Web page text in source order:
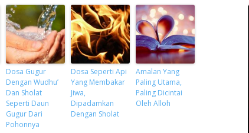
Dosa Gugur
Dengan Wudhu’
Dan Sholat
Seperti Daun
Gugur Dari
Pohonnya
Dosa Seperti Api
Yang Membakar
Jiwa,
Dipadamkan
Dengan Sholat
Amalan Yang
Paling Utama,
Paling Dicintai
Oleh Alloh